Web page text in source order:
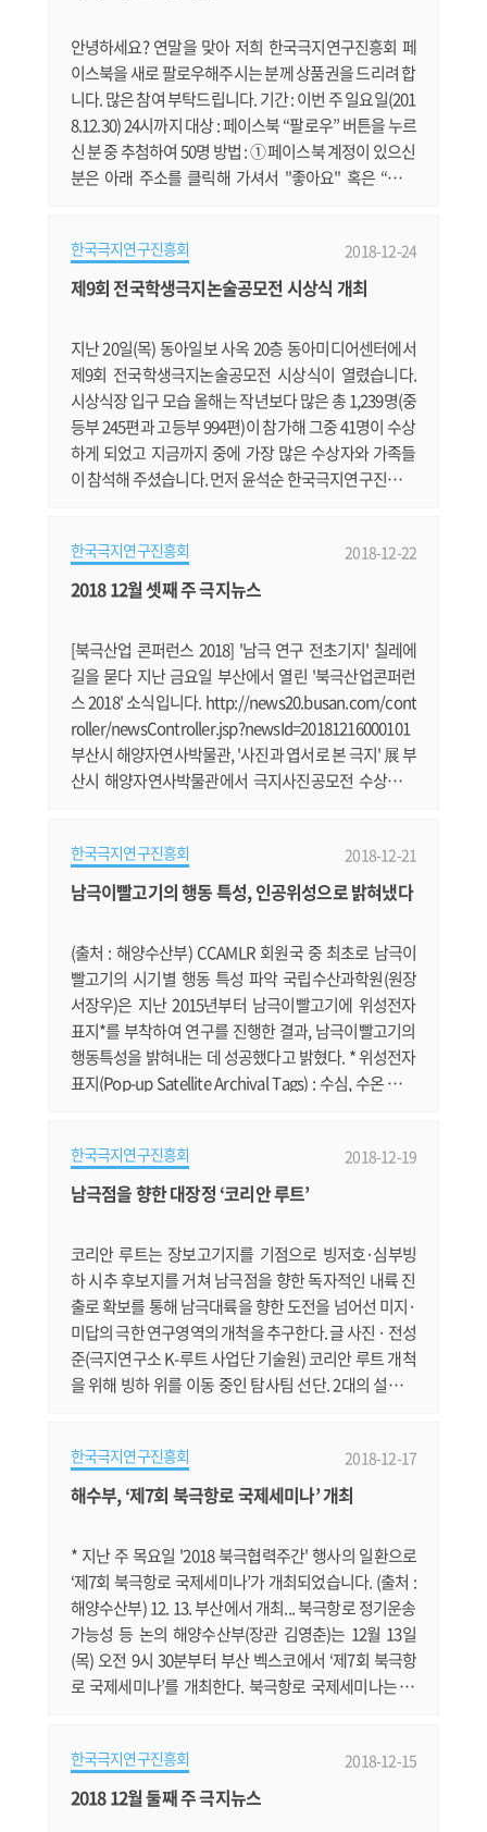
안녕하세요? 연말을 맞아 저희 한국극지연구진흥회 페
이스북을 새로 팔로우해주시는 분께 상품권을 드리려 합
니다. 많은 참여 부탁드립니다. 기간 : 이번 주 일요일(201
8.12.30) 24시까지 대상 : 페이스북 “팔로우” 버튼을 누르
신 분 중 추첨하여 50명 방법 : ① 페이스북 계정이 있으신
분은 아래 주소를 클릭해 가셔서 "좋아요" 혹은 “팔로
과 휴대폰번호를 적습니다. 그러면 그 중 50분을 뽑아 상
품권을 보내드리겠습니다. 선물 : 컬처랜드 모바일 문화
한국극지연구진흥회 2018-12-24
제9회 전국학생극지논술공모전 시상식 개최
지난 20일(목) 동아일보 사옥 20층 동아미디어센터에서
제9회 전국학생극지논술공모전 시상식이 열렸습니다.
시상식장 입구 모습 올해는 작년보다 많은 총 1,239명(중
등부 245편과 고등부 994편)이 참가해 그중 41명이 수상
하게 되었고 지금까지 중에 가장 많은 수상자와 가족들
이 참석해 주셨습니다. 먼저 윤석순 한국극지연구진흥회
미있고 유익한 축사를 해주셨습니다. 신선호 해양수산부
해양정책팀장의 축사 홍종국 극지연구소 부소장의 축사
한국극지연구진흥회 2018-12-22
2018 12월 셋째 주 극지뉴스
[북극산업 콘퍼런스 2018] '남극 연구 전초기지' 칠레에
길을 묻다 지난 금요일 부산에서 열린 '북극산업콘퍼런
스 2018' 소식입니다. http://news20.busan.com/cont
roller/newsController.jsp?newsId=20181216000101
부산시 해양자연사박물관, '사진과 엽서로 본 극지' 展 부
산시 해양자연사박물관에서 극지사진공모전 수상작과
전, '수어드(Seward)의 아이스박스'를 찾아서 김영춘 해
양수산부 장관이 남극 세종기지 30주년을 맞아 선포된 '2
050 극지비전'에 대해 설명합니다. https://news.v.dau
한국극지연구진흥회 2018-12-21
남극이빨고기의 행동 특성, 인공위성으로 밝혀냈다
(출처 : 해양수산부) CCAMLR 회원국 중 최초로 남극이
빨고기의 시기별 행동 특성 파악 국립수산과학원(원장
서장우)은 지난 2015년부터 남극이빨고기에 위성전자
표지*를 부착하여 연구를 진행한 결과, 남극이빨고기의
행동특성을 밝혀내는 데 성공했다고 밝혔다. * 위성전자
표지(Pop-up Satellite Archival Tags) : 수심, 수온 등을
개 회원국 중 우리나라와 미국, 뉴질랜드가 위성전자표
지를 활용한 남극이빨고기 이동경로 및 행동 특성 연구
한국극지연구진흥회 2018-12-19
남극점을 향한 대장정 ‘코리안 루트’
코리안 루트는 장보고기지를 기점으로 빙저호·심부빙
하 시추 후보지를 거쳐 남극점을 향한 독자적인 내륙 진
출로 확보를 통해 남극대륙을 향한 도전을 넘어선 미지·
미답의 극한 연구영역의 개척을 추구한다. 글 사진 · 전성
준(극지연구소 K-루트 사업단 기술원) 코리안 루트 개척
을 위해 빙하 위를 이동 중인 탐사팀 선단. 2대의 설상차
아, 영국 등), 러시아, 일본, 중국 등 소위 남극탐사 선도국
이라고 일컬어지는 나라들은 남극 대륙에 자국의 내륙기
한국극지연구진흥회 2018-12-17
해수부, ‘제7회 북극항로 국제세미나’ 개최
* 지난 주 목요일 '2018 북극협력주간' 행사의 일환으로
‘제7회 북극항로 국제세미나’가 개최되었습니다. (출처 :
해양수산부) 12. 13. 부산에서 개최... 북극항로 정기운송
가능성 등 논의 해양수산부(장관 김영춘)는 12월 13일
(목) 오전 9시 30분부터 부산 벡스코에서 ‘제7회 북극항
로 국제세미나’를 개최한다. 북극항로 국제세미나는 지
지난 2011년부터 개최된 북극항로 분야 대표 행사이다. 7
회째를 맞이한 이번 세미나는 올해 8월 덴마크 머스크사
한국극지연구진흥회 2018-12-15
2018 12월 둘째 주 극지뉴스